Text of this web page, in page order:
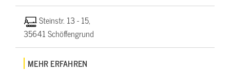
Steinstr. 13 - 15,
35641 Schöffengrund
MEHR ERFAHREN